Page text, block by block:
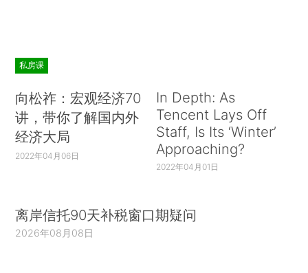
私房课
向松祚：宏观经济70
讲，带你了解国内外
经济大局
2022年04月06日
In Depth: As
Tencent Lays Off
Staff, Is Its ‘Winter’
Approaching?
2022年04月01日
离岸信托90天补税窗口期疑问
2026年08月08日